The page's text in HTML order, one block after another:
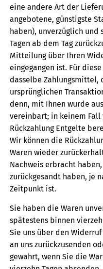
eine andere Art der
angebotene, günstigste
haben), unverzüglich und
Tagen ab dem Tag
Mitteilung über Ihren
eingegangen ist. Für
dasselbe Zahlungsmittel,
ursprünglichen
denn, mit Ihnen wurde
vereinbart; in keinem Fall
Rückzahlung Entgelte
Wir können die
Waren wieder
Nachweis erbracht
zurückgesandt haben, je
Zeitpunkt ist.
Sie haben die Waren
spätestens binnen
Sie uns über den
an uns zurückzusenden
gewahrt, wenn Sie die